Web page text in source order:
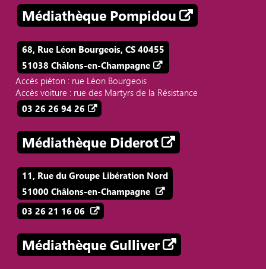
Médiathèque Pompidou
68, Rue Léon Bourgeois, CS 40455
51038 Châlons-en-Champagne
Accès piéton : rue Léon Bourgeois
Accès voiture : rue des Martyrs de la Résistance
03 26 26 94 26
Médiathèque Diderot
11, Rue du Groupe Libération Nord
51000 Châlons-en-Champagne
03 26 21 16 06
Médiathèque Gulliver